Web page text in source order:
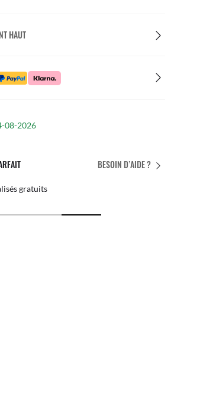
HAUT
08-2026
BESOIN D’AIDE ?
EN MAGASIN
de nos équipes